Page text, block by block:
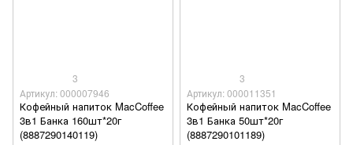
3
Артикул: 000007946
Кофейный напиток MacCoffee
3в1 Банка 160шт*20г
(8887290140119)
3
Артикул: 000011351
Кофейный напиток MacCoffee
3в1 Банка 50шт*20г
(8887290101189)